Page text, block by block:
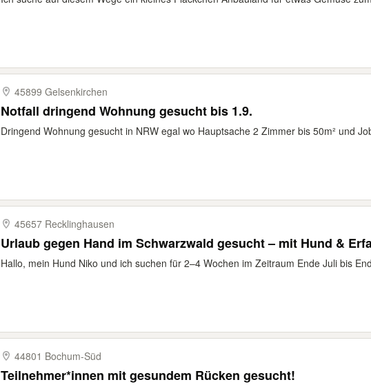
45899 Gelsenkirchen
Notfall dringend Wohnung gesucht bis 1.9.
Dringend Wohnung gesucht in NRW egal wo Hauptsache 2 Zimmer bis 50m² und
45657 Recklinghausen
Urlaub gegen Hand im Schwarzwald gesucht – mit Hund &
Hallo, mein Hund Niko und ich suchen für 2–4 Wochen im Zeitraum Ende Juli bis
44801 Bochum-​Süd
Teilnehmer*innen mit gesundem Rücken gesucht!